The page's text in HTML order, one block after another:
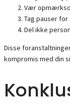
Vær
Tag pauser
Del ikke
Disse
kompromis med din